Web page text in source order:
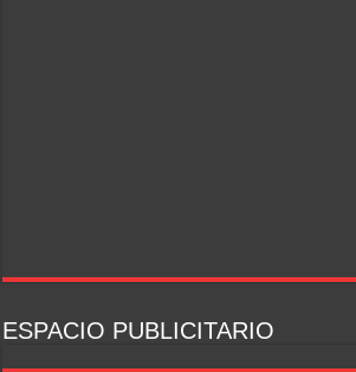
ESPACIO PUBLICITARIO